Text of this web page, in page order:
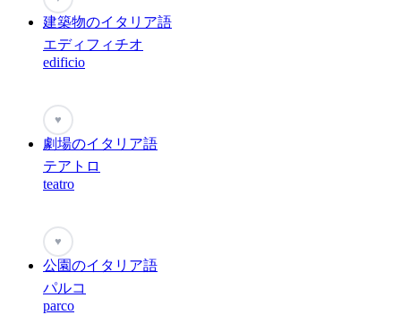
建築物のイタリア語
エディフィチオ
edificio
♥
劇場のイタリア語
テアトロ
teatro
♥
公園のイタリア語
パルコ
parco